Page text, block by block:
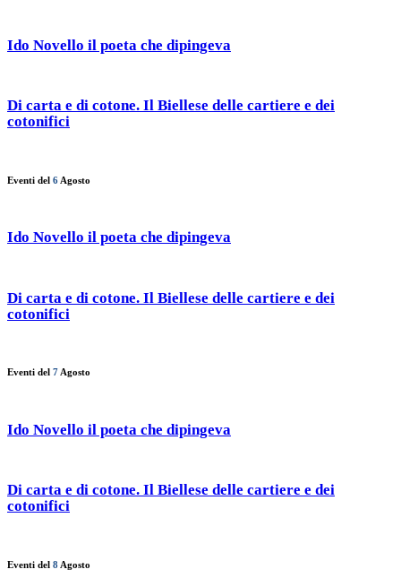
Ido Novello il poeta che dipingeva
Di carta e di cotone. Il Biellese delle cartiere e dei
cotonifici
Eventi del 6 Agosto
Ido Novello il poeta che dipingeva
Di carta e di cotone. Il Biellese delle cartiere e dei
cotonifici
Eventi del 7 Agosto
Ido Novello il poeta che dipingeva
Di carta e di cotone. Il Biellese delle cartiere e dei
cotonifici
Eventi del 8 Agosto